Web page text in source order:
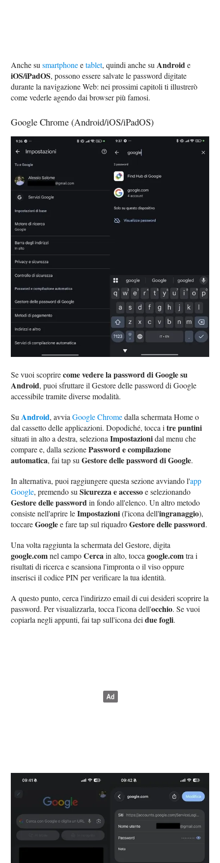
Anche susmartphoneetablet, quindi anche su Androide
iOS/iPadOS, possono essere salvate le password digitate
durante la navigazione Web: nei prossimi capitoli ti illustrerò
come vederle agendo dai browser più famosi.
Google Chrome (Android/iOS/iPadOS)
Se vuoi scoprirecome vedere la password di Google su
Android, puoi sfruttare il Gestore delle password di Google
accessibile tramite diverse modalità.
SuAndroid, avviaGoogle Chromedalla schermata Home o
dal cassetto delle applicazioni. Dopodiché, tocca itre puntini
situati in alto a destra, selezionaImpostazionidal menu che
compare e, dalla sezionePassword e compilazione
automatica, fai tap suGestore delle password di Google.
In alternativa, puoi raggiungere questa sezione avviando l'app
Google, premendo suSicurezza e accessoe selezionando
Gestore delle passwordin fondo all'elenco. Un altro metodo
consiste nell'aprire leImpostazioni(l'icona dell'ingranaggio),
toccareGooglee fare tap sul riquadroGestore delle password.
Una volta raggiunta la schermata del Gestore, digita
google.comnel campoCercain alto, toccagoogle.comtra i
risultati di ricerca e scansiona l'impronta o il viso oppure
inserisci il codice PIN per verificare la tua identità.
A questo punto, cerca l'indirizzo email di cui desideri scoprire la
password. Per visualizzarla, tocca l'icona dell'occhio. Se vuoi
copiarla negli appunti, fai tap sull'icona deidue fogli.